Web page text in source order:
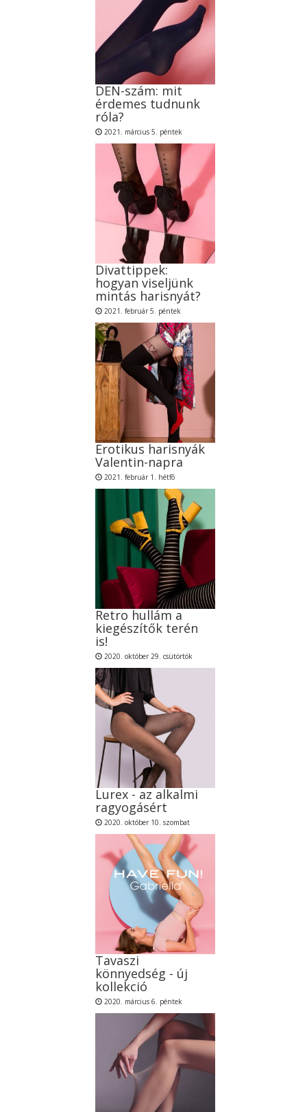
DEN-szám: mit
érdemes tudnunk
róla?
2021. március 5. péntek
Divattippek:
hogyan viseljünk
mintás harisnyát?
2021. február 5. péntek
Erotikus harisnyák
Valentin-napra
2021. február 1. hétfõ
Retro hullám a
kiegészítők terén
is!
2020. október 29. csütörtök
Lurex - az alkalmi
ragyogásért
2020. október 10. szombat
Tavaszi
könnyedség - új
kollekció
2020. március 6. péntek